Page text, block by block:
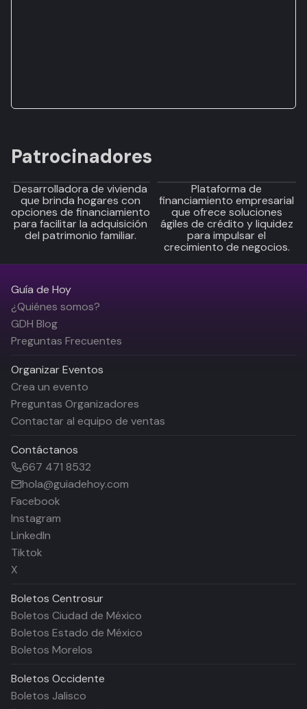
Patrocinadores
Desarrolladora de vivienda
que brinda hogares con
opciones de financiamiento
para facilitar la adquisición
del patrimonio familiar.
Plataforma de
financiamiento empresarial
que ofrece soluciones
ágiles de crédito y liquidez
para impulsar el
crecimiento de negocios.
Guía de Hoy
¿Quiénes somos?
GDH Blog
Preguntas Frecuentes
Organizar Eventos
Crea un evento
Preguntas Organizadores
Contactar al equipo de ventas
Contáctanos
667 471 8532
hola@guiadehoy.com
Facebook
Instagram
LinkedIn
Tiktok
X
Boletos Centrosur
Boletos Ciudad de México
Boletos Estado de México
Boletos Morelos
Boletos Occidente
Boletos Jalisco